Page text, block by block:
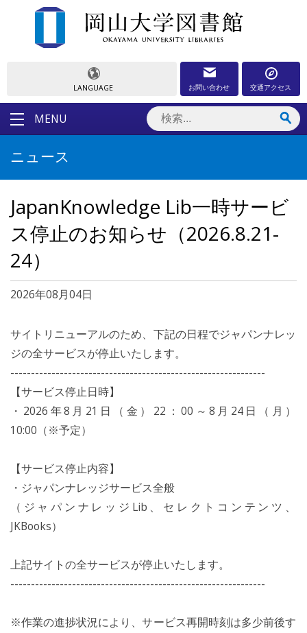
LANGUAGE お問い合わせ 交通アクセス
MENU
ニュース
JapanKnowledge Lib一時サービ
ス停止のお知らせ（2026.8.21-
24）
2026年08月04日
サイトリニューアルのため、下記の日程でジャパンナレッ
ジの全サービスが停止いたします。
--------------------------------------------------------------
【サービス停止日時】
・2026年8月21日（金）22：00～8月24日（月）
10:00（※予定）
【サービス停止内容】
・ジャパンナレッジサービス全般
（ジャパンナレッジLib、セレクトコンテンツ、
JKBooks）
上記サイトの全サービスが停止いたします。
--------------------------------------------------------------
※作業の進捗状況により、サービス再開時刻は多少前後す